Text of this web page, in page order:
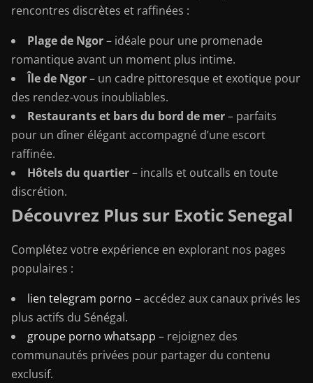
rencontres discrètes et raffinées :
Plage de Ngor– idéale pour une promenade
romantique avant un moment plus intime.
Île de Ngor– un cadre pittoresque et exotique pour
des rendez-vous inoubliables.
Restaurants et bars du bord de mer– parfaits
pour un dîner élégant accompagné d’une escort
raffinée.
Hôtels du quartier– incalls et outcalls en toute
discrétion.
Découvrez Plus sur Exotic Senegal
Complétez votre expérience en explorant nos pages
populaires :
lien telegram porno – accédez aux canaux privés les
plus actifs du Sénégal.
groupe porno whatsapp – rejoignez des
communautés privées pour partager du contenu
exclusif.